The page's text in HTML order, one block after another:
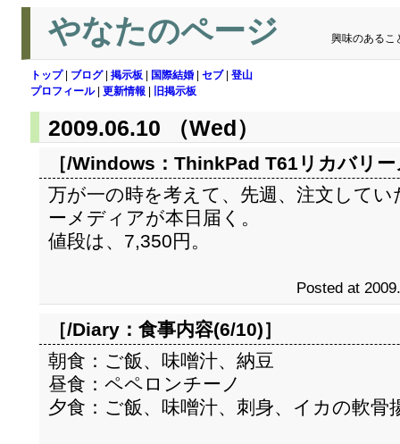
やなたのページ 興味のあるこ
トップ| ブログ| 掲示板 国際結婚 セブ| 登山
プロフィール| 更新情報 旧掲示板
2009.06.10 （Wed）
［/Windows： ThinkPad T61リカバリ
万が一の時を考えて、先週、注文して
ーメディアが本日届く。
値段は、7,350円。
Posted at
［/Diary： 食事内容(6/10)］
朝食：ご飯、味噌汁、納豆
昼食：ペペロンチーノ
夕食：ご飯、味噌汁、刺身、イカの軟骨